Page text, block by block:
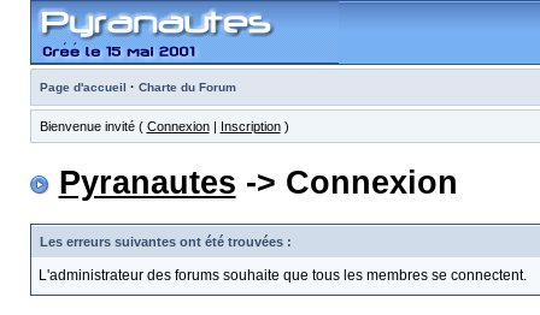
Page d'accueil · Charte du Forum
Bienvenue invité ( Connexion| Inscription)
Pyranautes -> Connexion
Les erreurs suivantes ont été trouvées :
L'administrateur des forums souhaite que tous les membres se connectent.